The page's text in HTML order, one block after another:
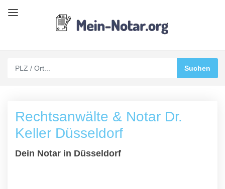
Rechtsanwälte & Notar Dr.
Keller Düsseldorf
Dein Notar in Düsseldorf